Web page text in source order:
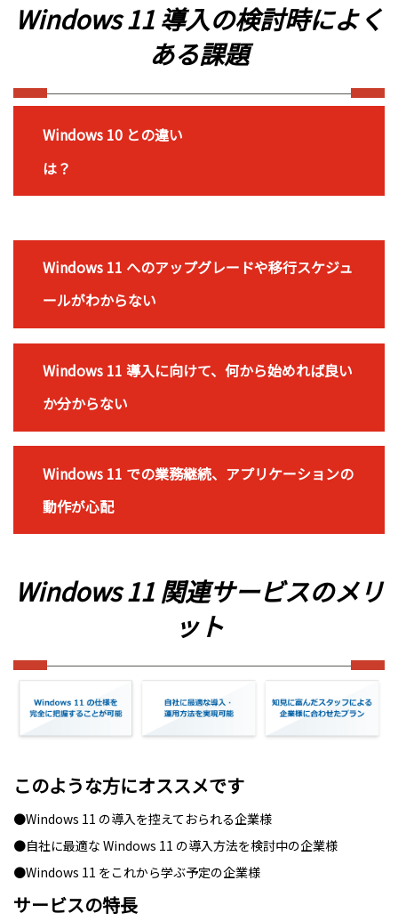
Windows 11 導入の検討時によく
ある課題
Windows 10 との違い
は？
Windows 11 へのアップグレードや移行スケジュ
ールがわからない
Windows 11 導入に向けて、何から始めれば良い
か分からない
Windows 11 での業務継続、アプリケーションの
動作が心配
Windows 11 関連サービスのメリ
ット
このような方にオススメです
●Windows 11 の導入を控えておられる企業様
●自社に最適な Windows 11 の導入方法を検討中の企業様
●Windows 11 をこれから学ぶ予定の企業様
サービスの特長